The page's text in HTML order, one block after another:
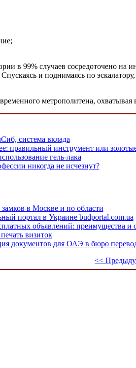
в 99% случаев сосредоточено
и поднимаясь по
метрополитена,
система вклада
правильный инструмент или
гель-лака
никогда не исчезнут?
в Москве и по области
портал в Украине budportal.com.ua
объявлений: преимущества и
визиток
документов для ОАЭ в бюро
<<